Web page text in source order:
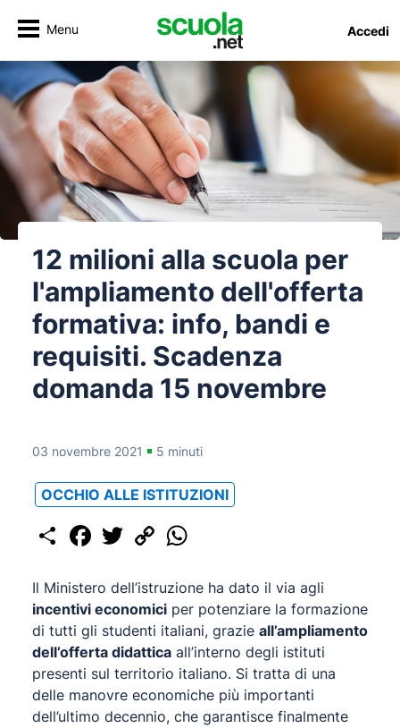
Menu Accedi
12 milioni alla scuola per
l'ampliamento dell'offerta
formativa: info, bandi e
requisiti. Scadenza
domanda 15 novembre
03 novembre 2021 5 minuti
OCCHIO ALLE ISTITUZIONI
Share Facebook
Twitter Copy
Link
Il Ministero dell’istruzione ha dato il via agli
incentivi economici per potenziare la formazione
di tutti gli studenti italiani, grazie all’ampliamento
dell’offerta didattica all’interno degli istituti
presenti sul territorio italiano. Si tratta di una
delle manovre economiche più importanti
dell’ultimo decennio, che garantisce finalmente